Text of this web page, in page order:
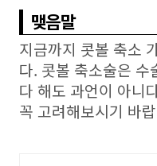
맺음말
지금까지 콧볼 축소
다. 콧볼 축소술은 수
다 해도 과언이 아니
꼭 고려해보시기 바